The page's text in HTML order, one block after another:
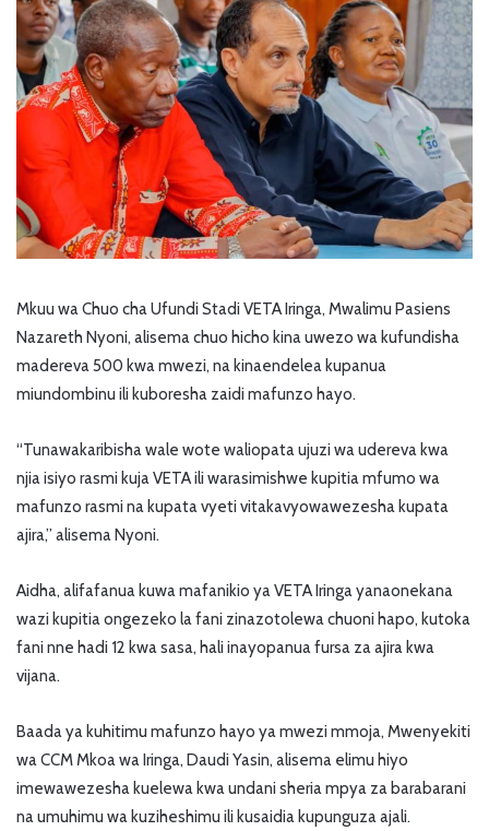
Mkuu wa Chuo cha Ufundi Stadi VETA Iringa, Mwalimu Pasiens
Nazareth Nyoni, alisema chuo hicho kina uwezo wa kufundisha
madereva 500 kwa mwezi, na kinaendelea kupanua
miundombinu ili kuboresha zaidi mafunzo hayo.
“Tunawakaribisha wale wote waliopata ujuzi wa udereva kwa
njia isiyo rasmi kuja VETA ili warasimishwe kupitia mfumo wa
mafunzo rasmi na kupata vyeti vitakavyowawezesha kupata
ajira,” alisema Nyoni.
Aidha, alifafanua kuwa mafanikio ya VETA Iringa yanaonekana
wazi kupitia ongezeko la fani zinazotolewa chuoni hapo, kutoka
fani nne hadi 12 kwa sasa, hali inayopanua fursa za ajira kwa
vijana.
Baada ya kuhitimu mafunzo hayo ya mwezi mmoja, Mwenyekiti
wa CCM Mkoa wa Iringa, Daudi Yasin, alisema elimu hiyo
imewawezesha kuelewa kwa undani sheria mpya za barabarani
na umuhimu wa kuziheshimu ili kusaidia kupunguza ajali.